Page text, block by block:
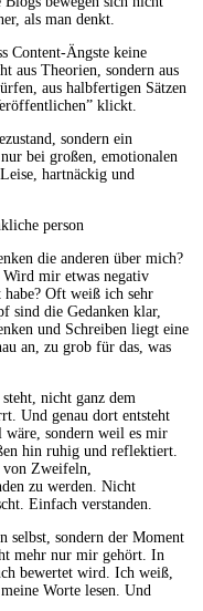
als man denkt.
Content-Ängste keine
aus Theorien, sondern aus
aus halbfertigen Sätzen
klickt.
sondern ein
bei großen, emotionalen
hartnäckig und
die anderen über mich?
mir etwas negativ
habe? Oft weiß ich sehr
sind die Gedanken klar,
und Schreiben liegt eine
an, zu grob für das, was
nicht ganz dem
Und genau dort entsteht
sondern weil es mir
hin ruhig und reflektiert.
Zweifeln,
zu werden. Nicht
Einfach verstanden.
selbst, sondern der Moment
mehr nur mir gehört. In
bewertet wird. Ich weiß,
Worte lesen. Und